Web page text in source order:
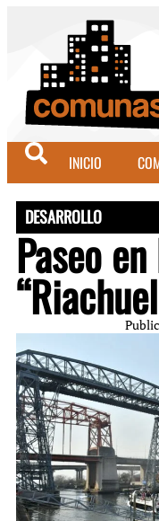
INICIO
DESARROLLO
Paseo